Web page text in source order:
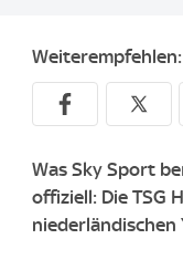
Weiterempfehlen:
Was Sky Sport
offiziell: Die TSG
niederländischen